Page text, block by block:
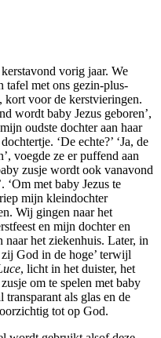
vorig jaar. We
tafel met ons gezin-plus-
kort voor de kerstvieringen.
wordt baby Jezus geboren’,
oudste dochter aan haar
‘De echte?’ ‘Ja, de
voegde ze er puffend aan
zusje wordt ook vanavond
‘Om met baby Jezus te
mijn kleindochter
Wij gingen naar het
en mijn dochter en
naar het ziekenhuis. Later, in
God in de hoge’ terwijl
, licht in het duister, het
om te spelen met baby
als glas en de
tot op God.